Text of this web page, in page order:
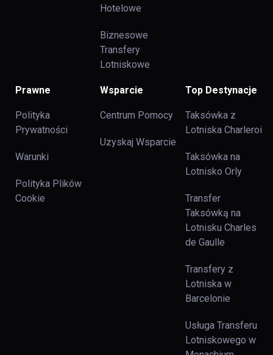
Hotelowe
Biznesowe
Transfery
Lotniskowe
Prawne
Polityka
Prywatności
Warunki
Polityka Plików
Cookie
Wsparcie
Centrum Pomocy
Uzyskaj Wsparcie
Top Destynacje
Taksówka z
Lotniska Charleroi
Taksówka na
Lotnisko Orly
Transfer
Taksówką na
Lotnisku Charles
de Gaulle
Transfery z
Lotniska w
Barcelonie
Usługa Transferu
Lotniskowego w